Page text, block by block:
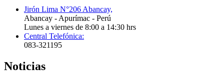
Jirón Lima N°206 Abancay,
Abancay - Apurímac - Perú
Lunes a viernes de 8:00 a 14:30 hrs
Central Telefónica:
083-321195
Noticias